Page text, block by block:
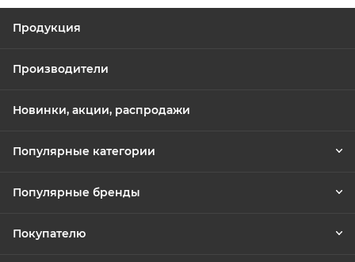
Продукция
Производители
Новинки, акции, распродажи
Популярные категории
Популярные бренды
Покупателю